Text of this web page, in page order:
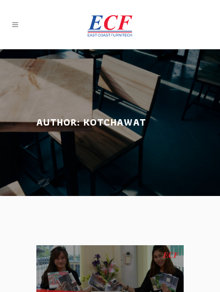
AUTHOR: KOTCHAWAT